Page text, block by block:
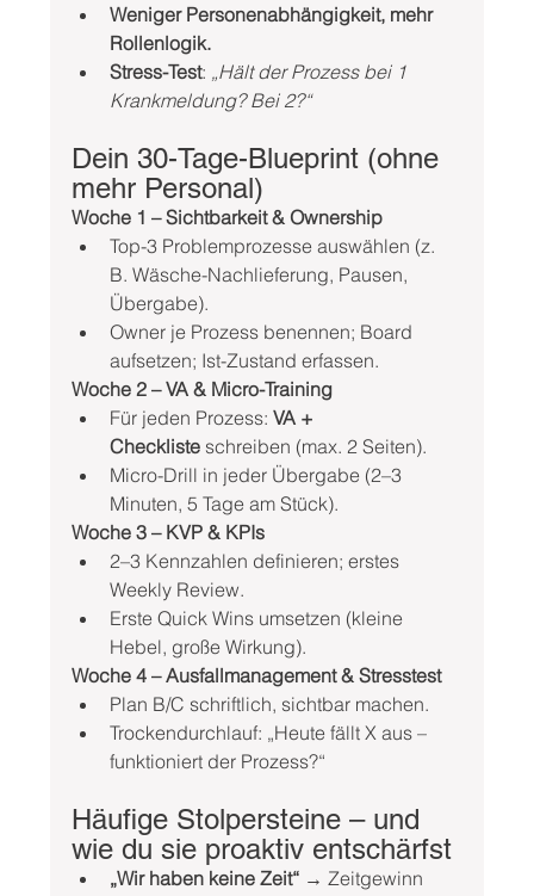
Weniger Personenabhängigkeit, mehr
Rollenlogik.
Stress-Test: „Hält der Prozess bei 1
Krankmeldung? Bei 2?“
Dein 30-Tage-Blueprint (ohne
mehr Personal)
Woche 1 – Sichtbarkeit & Ownership
Top-3 Problemprozesse auswählen (z.
B. Wäsche-Nachlieferung, Pausen,
Übergabe).
Owner je Prozess benennen; Board
aufsetzen; Ist-Zustand erfassen.
Woche 2 – VA & Micro-Training
Für jeden Prozess: VA +
Checkliste schreiben (max. 2 Seiten).
Micro-Drill in jeder Übergabe (2–3
Minuten, 5 Tage am Stück).
Woche 3 – KVP & KPIs
2–3 Kennzahlen definieren; erstes
Weekly Review.
Erste Quick Wins umsetzen (kleine
Hebel, große Wirkung).
Woche 4 – Ausfallmanagement & Stresstest
Plan B/C schriftlich, sichtbar machen.
Trockendurchlauf: „Heute fällt X aus –
funktioniert der Prozess?“
Häufige Stolpersteine – und
wie du sie proaktiv entschärfst
„Wir haben keine Zeit“ → Zeitgewinn